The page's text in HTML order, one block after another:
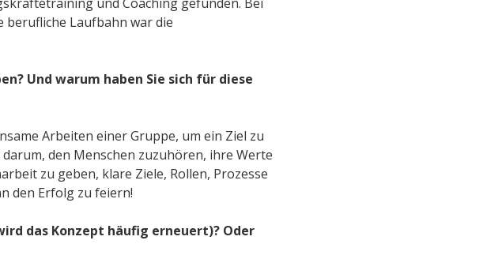
berufliche Laufbahn war die
Und warum haben Sie sich für diese
Arbeiten einer Gruppe, um ein Ziel zu
den Menschen zuzuhören, ihre Werte
zu geben, klare Ziele, Rollen, Prozesse
den Erfolg zu feiern!
das Konzept häufig erneuert)? Oder